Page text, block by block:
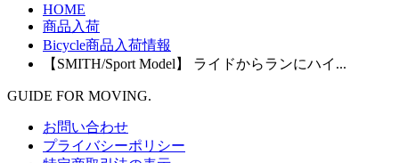
HOME
商品入荷
Bicycle商品入荷情報
【SMITH/Sport Model】 ライドからランにハイ...
GUIDE FOR MOVING.
お問い合わせ
プライバシーポリシー